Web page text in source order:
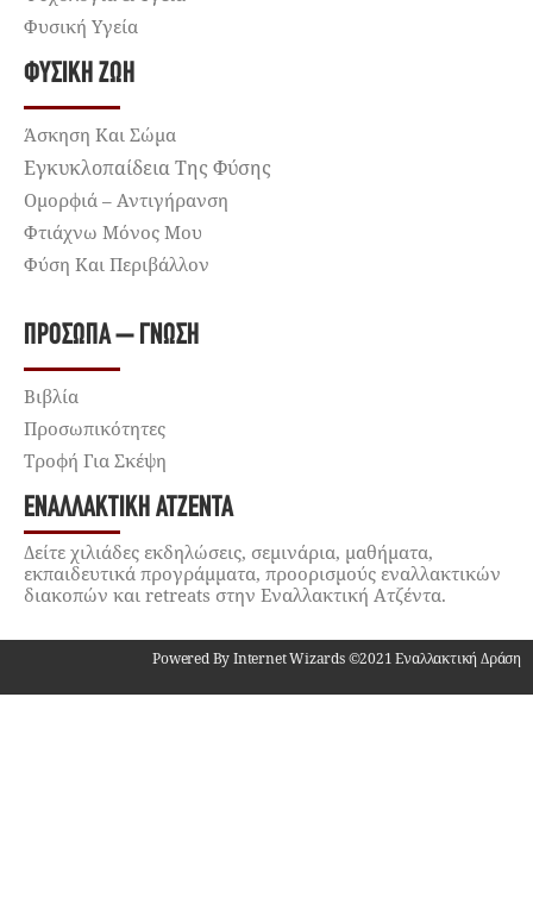
Φυσική Υγεία
ΦΥΣΙΚΉ ΖΩΉ
Άσκηση Και Σώμα
Εγκυκλοπαίδεια Της Φύσης
Ομορφιά – Αντιγήρανση
Φτιάχνω Μόνος Μου
Φύση Και Περιβάλλον
ΠΡΌΣΩΠΑ – ΓΝΏΣΗ
Βιβλία
Προσωπικότητες
Τροφή Για Σκέψη
ΕΝΑΛΛΑΚΤΙΚΉ ΑΤΖΈΝΤΑ
Δείτε χιλιάδες εκδηλώσεις, σεμινάρια, μαθήματα,
εκπαιδευτικά προγράμματα, προορισμούς εναλλακτικών
διακοπών και retreats στην Εναλλακτική Ατζέντα.
Powered By Internet Wizards ©2021 Εναλλακτική Δράση